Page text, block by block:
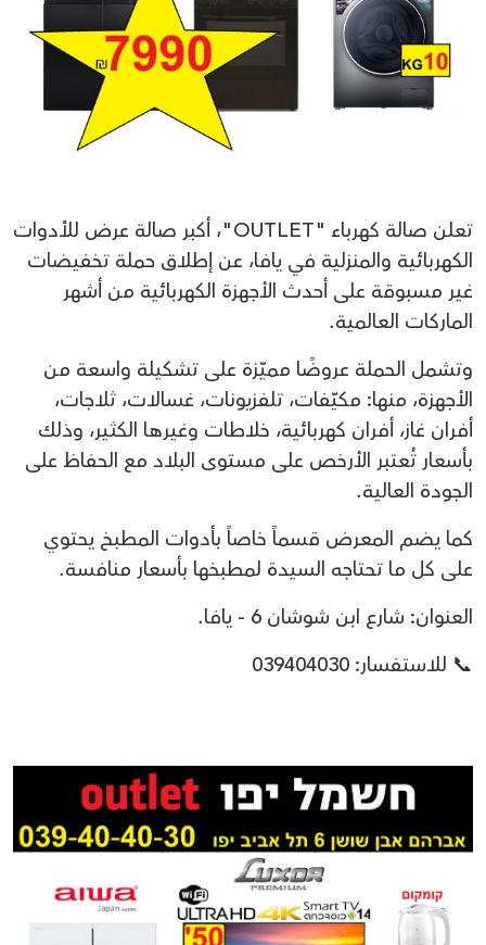
تعلن صالة كهرباء "OUTLET"، أكبر صالة عرض للأدوات
الكهربائية والمنزلية في يافا، عن إطلاق حملة تخفيضات
غير مسبوقة على أحدث الأجهزة الكهربائية من أشهر
الماركات العالمية.
وتشمل الحملة عروضًا مميّزة على تشكيلة واسعة من
الأجهزة، منها: مكيّفات، تلفزيونات، غسالات، ثلاجات،
أفران غاز، أفران كهربائية، خلاطات وغيرها الكثير، وذلك
بأسعار تُعتبر الأرخص على مستوى البلاد مع الحفاظ على
الجودة العالية.
كما يضم المعرض قسماً خاصاً بأدوات المطبخ يحتوي
على كل ما تحتاجه السيدة لمطبخها بأسعار منافسة.
العنوان: شارع ابن شوشان 6 - يافا.
📞 للاستفسار: 039404030